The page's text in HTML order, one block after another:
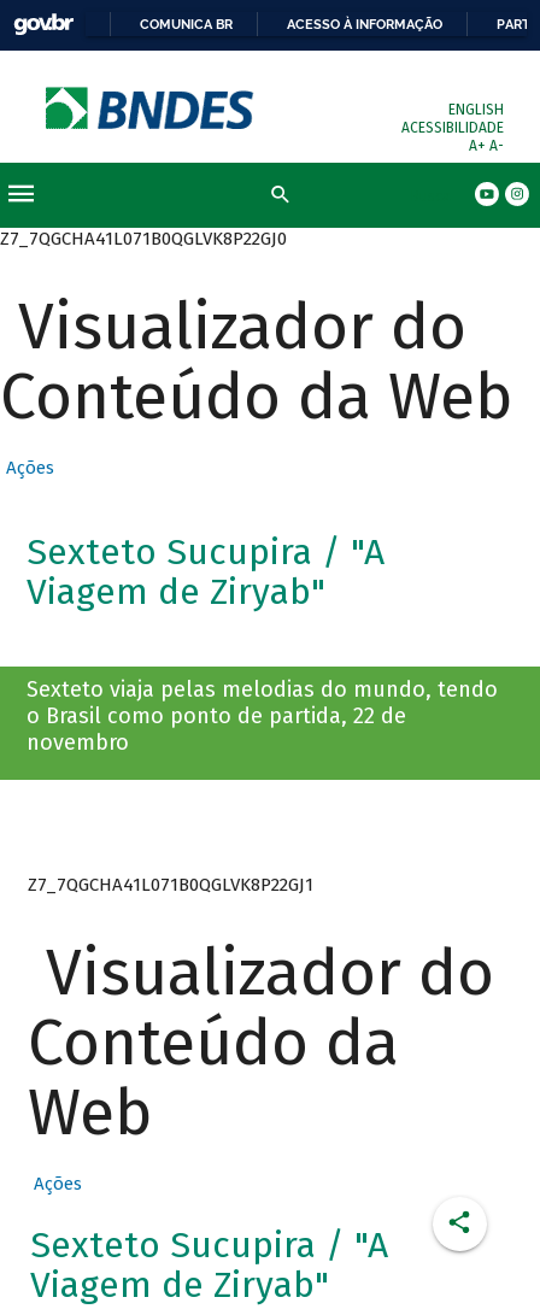
COMUNICA BR ACESSO À INFORMAÇÃO
ENGLISH
ACESSIBILIDADE
A+ A-
Z7_7QGCHA41L071B0QGLVK8P22GJ0
Visualizador do
Conteúdo da Web
Ações
Sexteto Sucupira / "A
Viagem de Ziryab"
Sexteto viaja pelas melodias do mundo, tendo
o Brasil como ponto de partida, 22 de
novembro
Z7_7QGCHA41L071B0QGLVK8P22GJ1
Visualizador do
Conteúdo da
Web
Ações
Sexteto Sucupira / "A
Viagem de Ziryab"